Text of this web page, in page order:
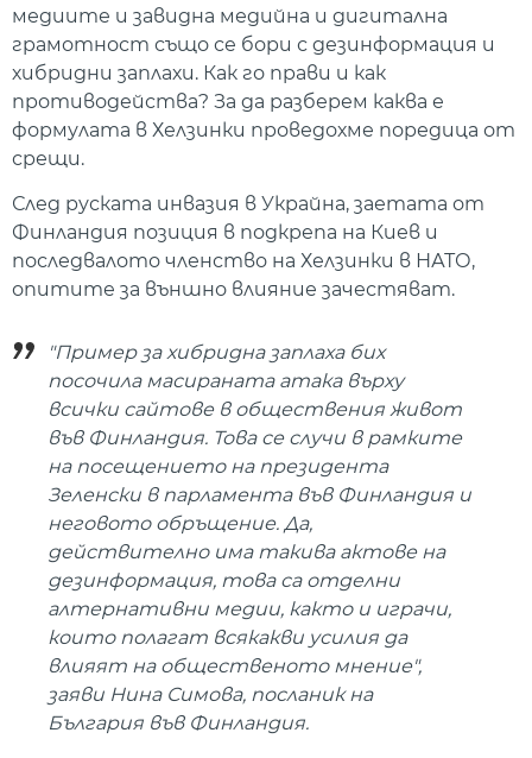
медиите и завидна медийна и дигитална
грамотност също се бори с дезинформация и
хибридни заплахи. Как го прави и как
противодейства? За да разберем каква е
формулата в Хелзинки проведохме поредица от
срещи.
След руската инвазия в Украйна, заетата от
Финландия позиция в подкрепа на Киев и
последвалото членство на Хелзинки в НАТО,
опитите за външно влияние зачестяват.
"Пример за хибридна заплаха бих
посочила масираната атака върху
всички сайтове в обществения живот
във Финландия. Това се случи в рамките
на посещението на президента
Зеленски в парламента във Финландия и
неговото обръщение. Да,
действително има такива актове на
дезинформация, това са отделни
алтернативни медии, както и играчи,
които полагат всякакви усилия да
влияят на общественото мнение",
заяви Нина Симова, посланик на
България във Финландия.